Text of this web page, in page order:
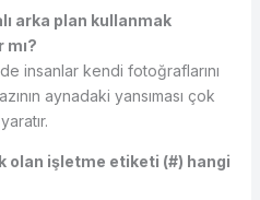
arka plan kullanmak
mı?
insanlar kendi fotoğraflarını
aynadaki yansıması çok
olan işletme etiketi (#) hangi